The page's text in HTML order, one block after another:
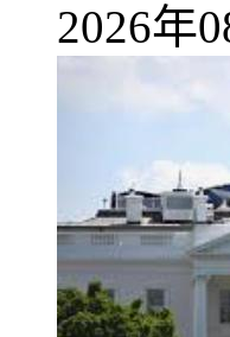
2026年